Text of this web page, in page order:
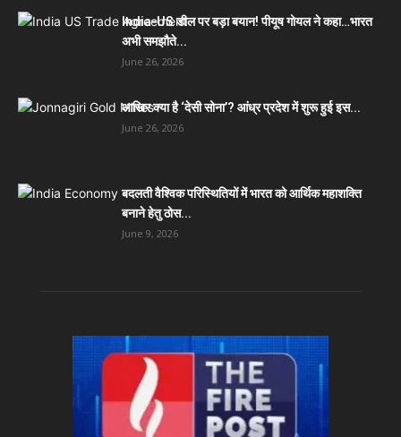
India-US डील पर बड़ा बयान! पीयूष गोयल ने कहा…भारत
अभी समझौते...
June 26, 2026
आखिर क्या है ‘देसी सोना’? आंध्र प्रदेश में शुरू हुई इस...
June 26, 2026
बदलती वैश्विक परिस्थितियों में भारत को आर्थिक महाशक्ति
बनाने हेतु ठोस...
June 9, 2026